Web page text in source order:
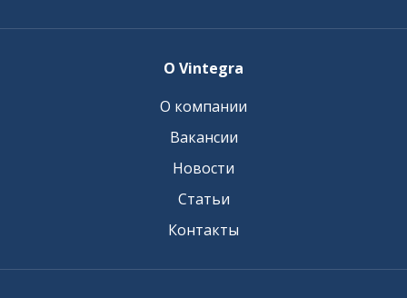
О Vintegra
О компании
Вакансии
Новости
Статьи
Контакты